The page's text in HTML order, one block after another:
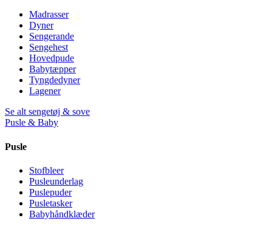
Madrasser
Dyner
Sengerande
Sengehest
Hovedpude
Babytæpper
Tyngdedyner
Lagener
Se alt sengetøj & sove
Pusle & Baby
Pusle
Stofbleer
Pusleunderlag
Puslepuder
Pusletasker
Babyhåndklæder